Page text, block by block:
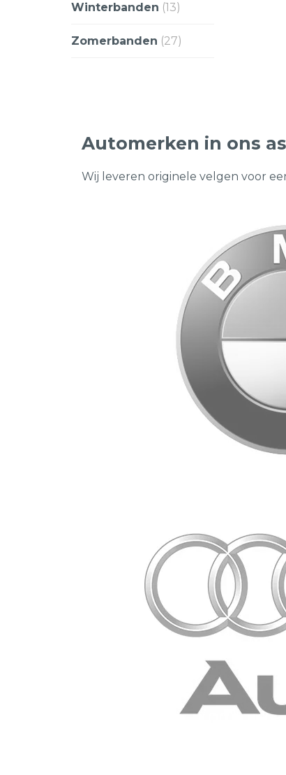
Winterbanden (13)
Zomerbanden (27)
Automerken in ons
Wij leveren originele velgen voor